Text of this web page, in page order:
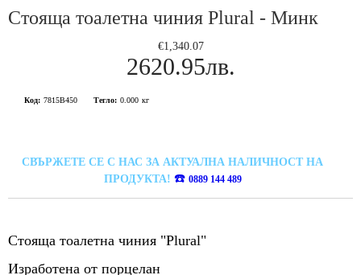
Стояща тоалетна чиния Plural - Минк
€1,340.07
2620.95лв.
Код: 7815B450 Тегло: 0.000 кг
СВЪРЖЕТЕ СЕ С НАС ЗА АКТУАЛНА НАЛИЧНОСТ НА
ПРОДУКТА! ☎️ 0889 144 489
Стояща тоалетна чиния "Plural"
Изработена от порцелан